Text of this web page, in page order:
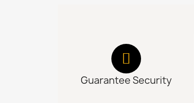
Guarantee Security